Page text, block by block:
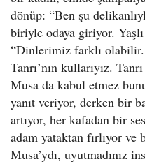
dönüp: “Ben şu
biriyle odaya giriyor.
“Dinlerimiz farklı
Tanrı’nın kullarıyız.
Musa da kabul etmez
yanıt veriyor, derken bir
artıyor, her kafadan bir
adam yataktan fırlıyor ve
Musa’ydı, uyutmadınız